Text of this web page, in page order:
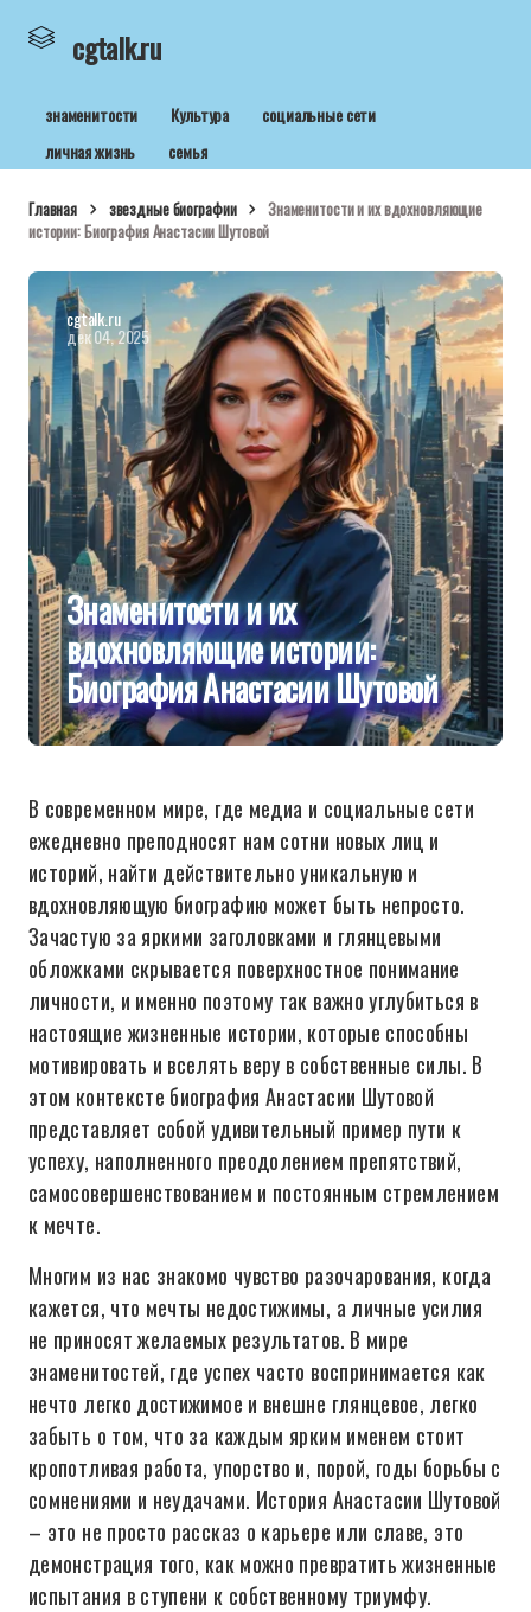
cgtalk.ru
знаменитости Культура
социальные сети
личная жизнь
семья
Главная звездные биографии
Знаменитости и их вдохновляющие
истории: Биография Анастасии Шутовой
cgtalk.ru
дек 04, 2025
Знаменитости и их
вдохновляющие истории:
Биография Анастасии Шутовой
В современном мире, где медиа и социальные сети
ежедневно преподносят нам сотни новых лиц и
историй, найти действительно уникальную и
вдохновляющую биографию может быть непросто.
Зачастую за яркими заголовками и глянцевыми
обложками скрывается поверхностное понимание
личности, и именно поэтому так важно углубиться в
настоящие жизненные истории, которые способны
мотивировать и вселять веру в собственные силы. В
этом контексте биография Анастасии Шутовой
представляет собой удивительный пример пути к
успеху, наполненного преодолением препятствий,
самосовершенствованием и постоянным стремлением
к мечте.
Многим из нас знакомо чувство разочарования, когда
кажется, что мечты недостижимы, а личные усилия
не приносят желаемых результатов. В мире
знаменитостей, где успех часто воспринимается как
нечто легко достижимое и внешне глянцевое, легко
забыть о том, что за каждым ярким именем стоит
кропотливая работа, упорство и, порой, годы борьбы с
сомнениями и неудачами. История Анастасии Шутовой
– это не просто рассказ о карьере или славе, это
демонстрация того, как можно превратить жизненные
испытания в ступени к собственному триумфу.